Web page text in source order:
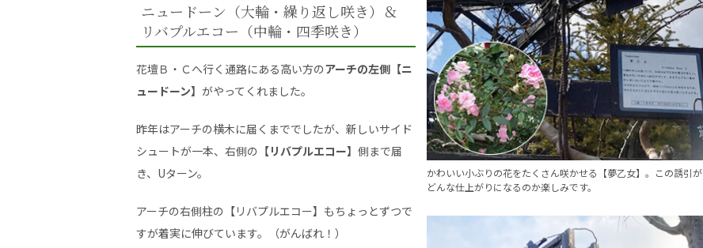
かわいい小ぶりの花をたくさん咲かせる【夢乙女】。この誘引が
どんな仕上がりになるのか楽しみです。
ニュードーン（大輪・繰り返し咲き）＆
リバプルエコー（中輪・四季咲き）
花壇Ｂ・Ｃへ行く通路にある高い方のアーチの左側【ニ
ュードーン】 がやってくれました。
昨年はアーチの横木に届くまででしたが、新しいサイド
シュートが一本、右側の 【リバプルエコー】 側まで届
き、Uターン。
アーチの右側柱の【リバプルエコー】もちょっとずつで
すが着実に伸びています。（がんばれ！）